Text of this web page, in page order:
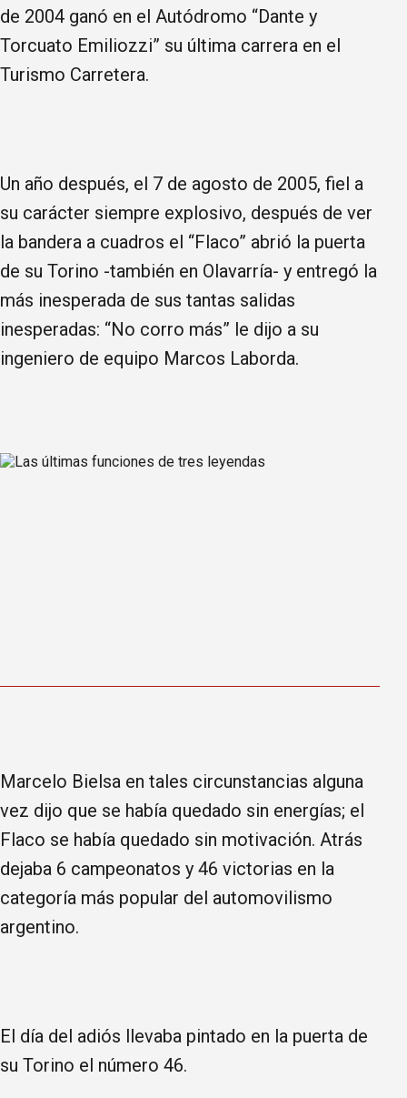
de 2004 ganó en el Autódromo “Dante y
Torcuato Emiliozzi” su última carrera en el
Turismo Carretera.
Un año después, el 7 de agosto de 2005, fiel a
su carácter siempre explosivo, después de ver
la bandera a cuadros el “Flaco” abrió la puerta
de su Torino -también en Olavarría- y entregó la
más inesperada de sus tantas salidas
inesperadas: “No corro más” le dijo a su
ingeniero de equipo Marcos Laborda.
Marcelo Bielsa en tales circunstancias alguna
vez dijo que se había quedado sin energías; el
Flaco se había quedado sin motivación. Atrás
dejaba 6 campeonatos y 46 victorias en la
categoría más popular del automovilismo
argentino.
El día del adiós llevaba pintado en la puerta de
su Torino el número 46.